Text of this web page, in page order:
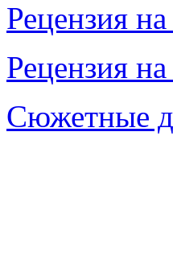
Рецензия
Рецензия
Сюжетные